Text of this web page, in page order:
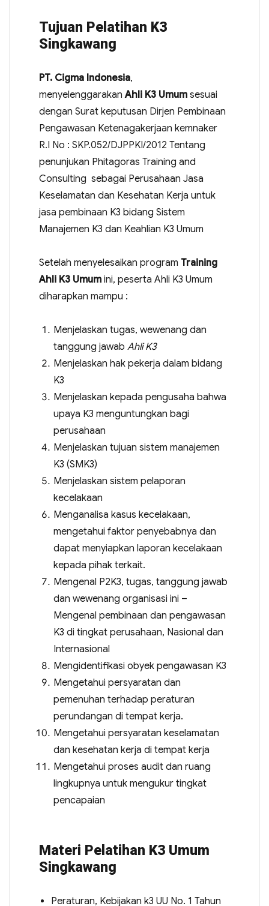
Tujuan Pelatihan K3
Singkawang
PT. Cigma Indonesia,
menyelenggarakanAhli K3 Umumsesuai
dengan Surat keputusan Dirjen Pembinaan
Pengawasan Ketenagakerjaan kemnaker
R.I No : SKP.052/DJPPKI/2012 Tentang
penunjukan Phitagoras Training and
Consulting sebagai Perusahaan Jasa
Keselamatan dan Kesehatan Kerja untuk
jasa pembinaan K3 bidang Sistem
Manajemen K3 dan Keahlian K3 Umum
Setelah menyelesaikan program Training
Ahli K3 Umumini, peserta Ahli K3 Umum
diharapkan mampu :
Menjelaskan tugas, wewenang dan
tanggung jawab Ahli K3
Menjelaskan hak pekerja dalam bidang
K3
Menjelaskan kepada pengusaha bahwa
upaya K3 menguntungkan bagi
perusahaan
Menjelaskan tujuan sistem manajemen
K3 (SMK3)
Menjelaskan sistem pelaporan
kecelakaan
Menganalisa kasus kecelakaan,
mengetahui faktor penyebabnya dan
dapat menyiapkan laporan kecelakaan
kepada pihak terkait.
Mengenal P2K3, tugas, tanggung jawab
dan wewenang organisasi ini –
Mengenal pembinaan dan pengawasan
K3 di tingkat perusahaan, Nasional dan
Internasional
Mengidentifikasi obyek pengawasan K3
Mengetahui persyaratan dan
pemenuhan terhadap peraturan
perundangan di tempat kerja.
Mengetahui persyaratan keselamatan
dan kesehatan kerja di tempat kerja
Mengetahui proses audit dan ruang
lingkupnya untuk mengukur tingkat
pencapaian
Materi Pelatihan K3 Umum
Singkawang
Peraturan, Kebijakan k3 UU No. 1 Tahun